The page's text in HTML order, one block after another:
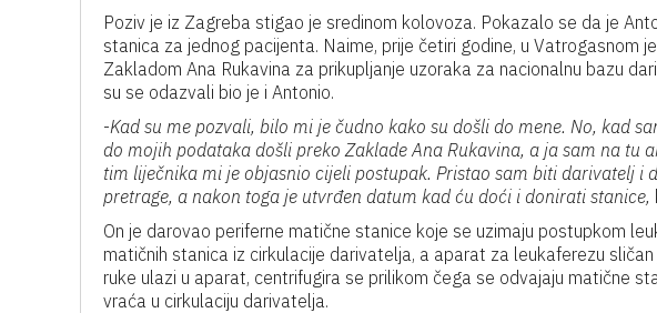
Poziv je iz Zagreba stigao je sredinom kolovoza. Pokazalo se da je
stanica za jednog pacijenta. Naime, prije četiri godine, u Vatrogasnom
Zakladom Ana Rukavina za prikupljanje uzoraka za nacionalnu bazu
su se odazvali bio je i Antonio.
-Kad su me pozvali, bilo mi je čudno kako su došli do mene. No, kad
do mojih podataka došli preko Zaklade Ana Rukavina, a ja sam na tu
tim liječnika mi je objasnio cijeli postupak. Pristao sam biti darivatelj i
pretrage, a nakon toga je utvrđen datum kad ću doći i donirati stanice,
On je darovao periferne matične stanice koje se uzimaju postupkom
matičnih stanica iz cirkulacije darivatelja, a aparat za leukaferezu
ruke ulazi u aparat, centrifugira se prilikom čega se odvajaju matične
vraća u cirkulaciju darivatelja.